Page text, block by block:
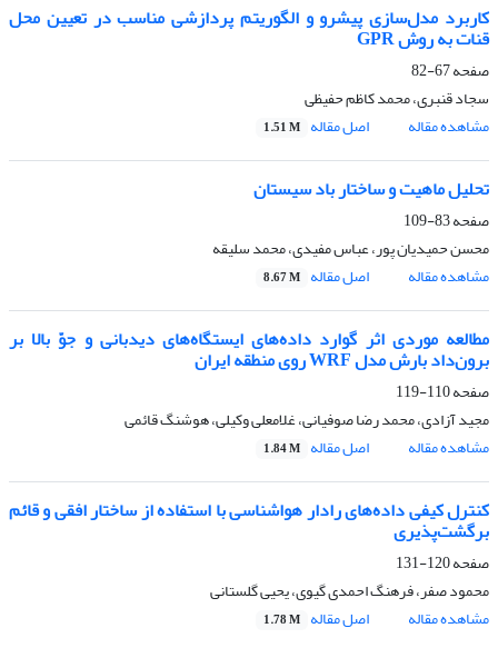
کاربرد مدل‌سازی پیشرو و الگوریتم پردازشی مناسب در تعیین محل
قنات به روش GPR
صفحه67-82
سجاد قنبری، محمد کاظم حفیظی
مشاهده مقاله
اصل مقاله 1.51 M
تحلیل ماهیت و ساختار باد سیستان
صفحه83-109
محسن حمیدیان پور، عباس مفیدی، محمد سلیقه
مشاهده مقاله
اصل مقاله 8.67 M
مطالعه موردی اثر گوارد داده‌های ایستگاه‌های دیدبانی و جوّ بالا بر
برون‌داد بارش مدل WRF روی منطقه ایران
صفحه110-119
مجید آزادی، محمد رضا صوفیانی، غلامعلی وکیلی، هوشنگ قائمی
مشاهده مقاله
اصل مقاله 1.84 M
کنترل کیفی داده‌های رادار هواشناسی با استفاده از ساختار افقی و قائم
برگشت‌پذیری
صفحه120-131
محمود صفر، فرهنگ احمدی گیوی، یحیی گلستانی
مشاهده مقاله
اصل مقاله 1.78 M